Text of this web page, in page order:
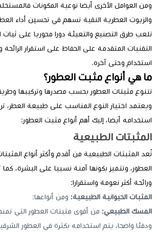
ومن العوامل الأخرى أيضا نوعية المكونات
والزيوت العطرية النقية تسهم في تحسين أداء
تلعب طرق التصنيع والتعبئة دورا محوريا على ثبات
التقنيات المتقدمة على الحفاظ على استقرار
استخدام وحتى آخره.
ما هي أنواع مثبت العطور؟
تتنوع مثبتات العطور بحسب مصدرها وتركيبها وطريقة
ويعتمد اختيار النوع المناسب على طبيعة العطر،
استخدامه أيضا، إليك أهم أنواع مثبت العطور:
المثبتات الطبيعية
تُعد المثبتات الطبيعية من أقدم وأكثر أنواع
العطور، وتتميز بكونها آمنة نسبيا على البشرة،
ورائحة أكثر نعومة واستقرارا:
المثبات الحيوانية الطبيعية: ومن أنواعها:
المسك الطبيعي: من أقوى مثبتات العطور التي تمنح
ودفئا واضحا، يتم استخدامه بكثرة في العطور